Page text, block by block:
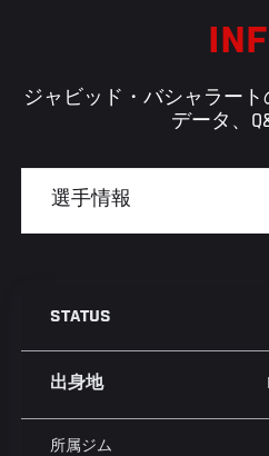
ジャビッド・バシャラート
データ、
STATUS
出身地
所属ジム